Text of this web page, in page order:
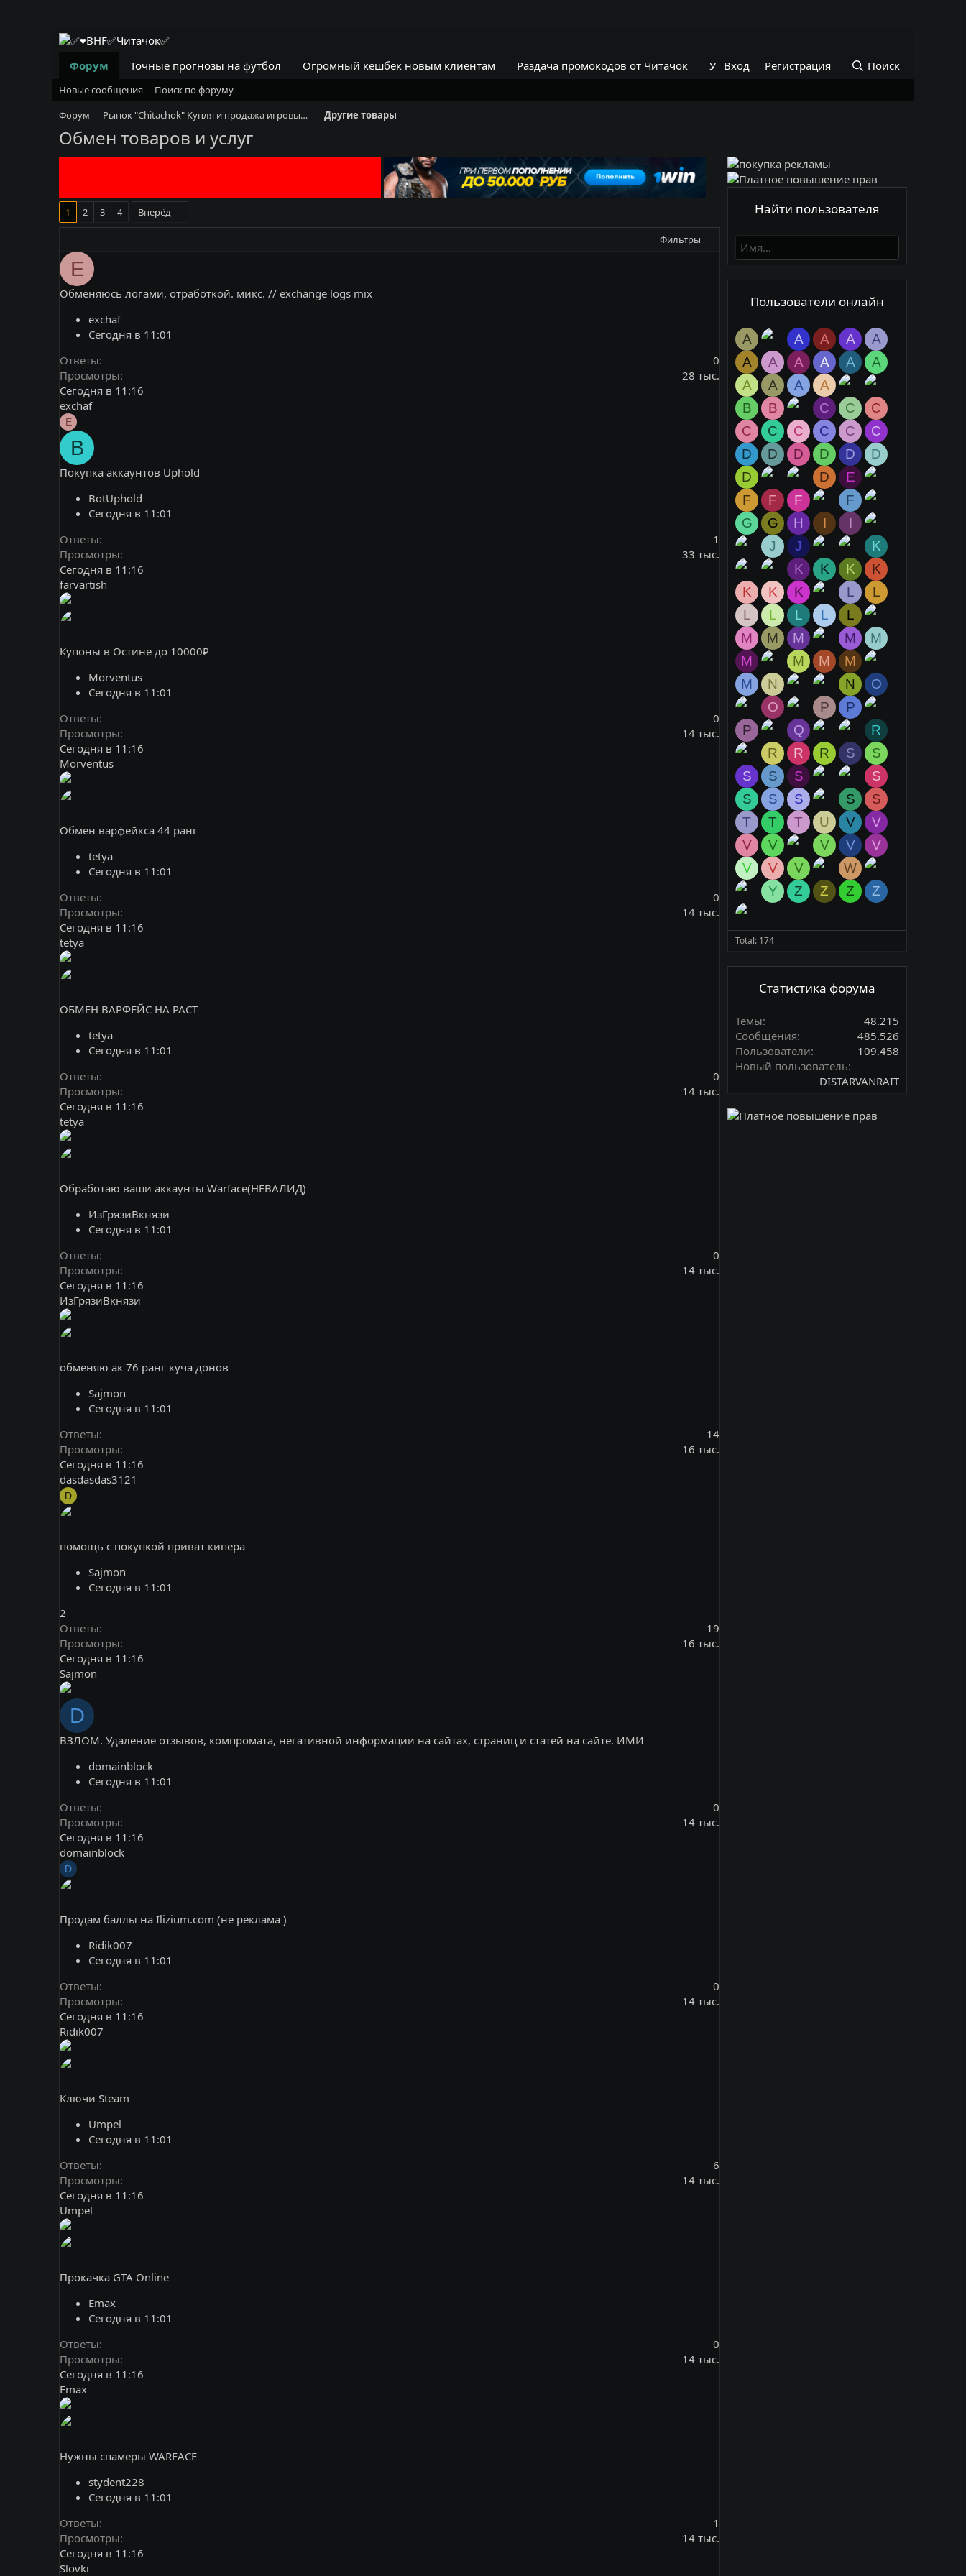
Форум Точные прогнозы на футбол Огромный кешбек новым клиентам Раздача промокодов от Читачок УНИКАЛЬНЫЙ РАБОЧИЙ и АКТУАЛЬНЫЙ
Вход Регистрация Поиск
Новые сообщения
Поиск по форуму
Форум
Рынок "Chitachok" Купля и продажа игровый вещей Другие товары
Обмен товаров и услуг
1 2 3 4 Вперёд
Фильтры
E
Обменяюсь логами, отработкой. микс. // exchange logs mix
exchaf
Сегодня в 11:01
Ответы
0
Просмотры
28 тыс.
Сегодня в 11:16
exchaf
E
B
Покупка аккаунтов Uphold
BotUphold
Сегодня в 11:01
Ответы
1
Просмотры
33 тыс.
Сегодня в 11:16
farvartish
Купоны в Остине до 10000₽
Morventus
Сегодня в 11:01
Ответы
0
Просмотры
14 тыс.
Сегодня в 11:16
Morventus
Обмен варфейкса 44 ранг
tetya
Сегодня в 11:01
Ответы
0
Просмотры
14 тыс.
Сегодня в 11:16
tetya
ОБМЕН ВАРФЕЙС НА РАСТ
tetya
Сегодня в 11:01
Ответы
0
Просмотры
14 тыс.
Сегодня в 11:16
tetya
Обработаю ваши аккаунты Warface(НЕВАЛИД)
ИзГрязиВкнязи
Сегодня в 11:01
Ответы
0
Просмотры
14 тыс.
Сегодня в 11:16
ИзГрязиВкнязи
обменяю ак 76 ранг куча донов
Sajmon
Сегодня в 11:01
Ответы
14
Просмотры
16 тыс.
Сегодня в 11:16
dasdasdas3121
D
помощь с покупкой приват кипера
Sajmon
Сегодня в 11:01
2
Ответы
19
Просмотры
16 тыс.
Сегодня в 11:16
Sajmon
D
ВЗЛОМ. Удаление отзывов, компромата, негативной информации на сайтах, страниц и статей на сайте. ИМИ
domainblock
Сегодня в 11:01
Ответы
0
Просмотры
14 тыс.
Сегодня в 11:16
domainblock
D
Продам баллы на Ilizium.com (не реклама )
Ridik007
Сегодня в 11:01
Ответы
0
Просмотры
14 тыс.
Сегодня в 11:16
Ridik007
Ключи Steam
Umpel
Сегодня в 11:01
Ответы
6
Просмотры
14 тыс.
Сегодня в 11:16
Umpel
Прокачка GTA Online
Emax
Сегодня в 11:01
Ответы
0
Просмотры
14 тыс.
Сегодня в 11:16
Emax
Нужны спамеры WARFACE
stydent228
Сегодня в 11:01
Ответы
1
Просмотры
14 тыс.
Сегодня в 11:16
Slovki
Найти пользователя
Пользователи онлайн
A A A A
A
A
A A A A
A
A
A A
A
B
B C C
C
C
C C C C
C
D
D D D D
D
D
D
E
F
F F
F
G
G H I
I
J
J
K
K
K K
K
K
K K L
L
L
L L L
L
M
M M M
M
M
M M
M
M
N N
O
O
P
P
P
Q
R
R
R R S
S
S
S S
S
S
S S S
S
T
T T U V
V
V
V V V
V
V
V V
W
Y
Z Z Z Z
Total: 174
Статистика форума
Темы
48.215
Сообщения
485.526
Пользователи
109.458
Новый пользователь
DISTARVANRAIT